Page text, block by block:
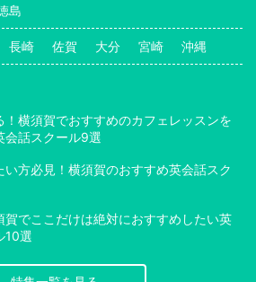
島
長崎 佐賀 大分 宮崎 沖縄
！横須賀でおすすめのカフェレッスンを
会話スクール9選
い方必見！横須賀のおすすめ英会話スク
賀でここだけは絶対におすすめしたい英
10選